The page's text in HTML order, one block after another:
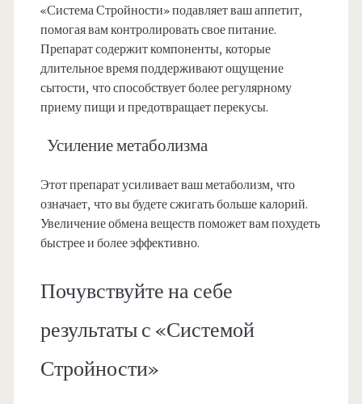
«Система Стройности» подавляет ваш аппетит,
помогая вам контролировать свое питание.
Препарат содержит компоненты, которые
длительное время поддерживают ощущение
сытости, что способствует более регулярному
приему пищи и предотвращает перекусы.
Усиление метаболизма
Этот препарат усиливает ваш метаболизм, что
означает, что вы будете сжигать больше калорий.
Увеличение обмена веществ поможет вам похудеть
быстрее и более эффективно.
Почувствуйте на себе
результаты с «Системой
Стройности»